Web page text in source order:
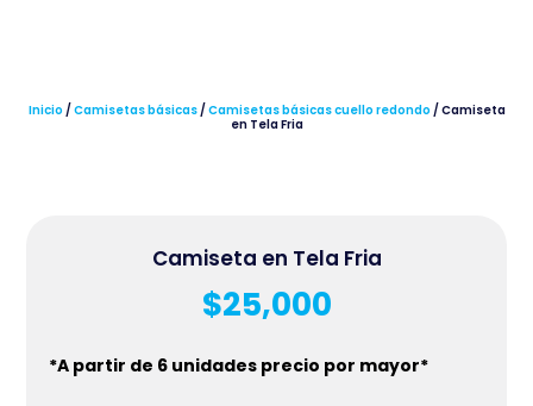
Inicio /Camisetas básicas/Camisetas básicas cuello redondo / Camiseta
en Tela Fria
Camiseta en Tela Fria
$25,000
*A partir de 6 unidades precio por mayor*